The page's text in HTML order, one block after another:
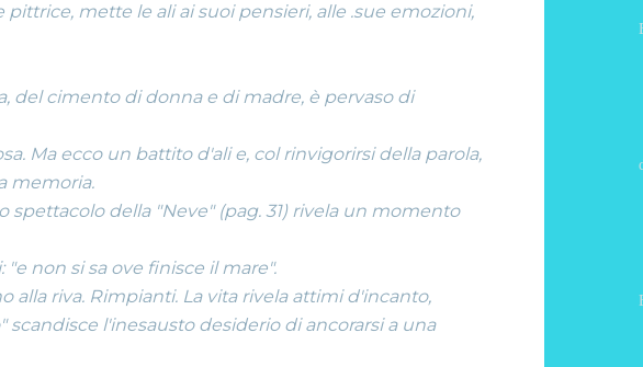
Borgetto di ieri
e d'oggi
I Sindaci
mette le ali ai suoi pensieri, alle .sue emozioni,
del cimento di donna e di madre, è pervaso di
Ma ecco un battito d'ali e, col rinvigorirsi della parola,
memoria.
spettacolo della "Neve" (pag. 31) rivela un momento
non si sa ove finisce il mare".
riva. Rimpianti. La vita rivela attimi d'incanto,
l'inesausto desiderio di ancorarsi a una